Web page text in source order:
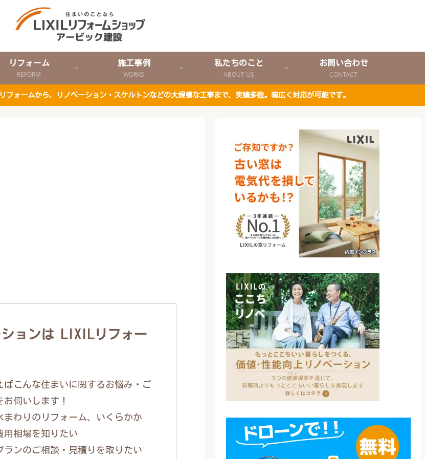
リフォーム
REFORM
施工事例
WORKS
私たちのこと
ABOUT US
お問い合わせ
CONTACT
ォームから、リノベーション・スケルトンなどの大規模な工事まで、実績多数。幅広く対応が可能です。
ョンは LIXILリフォー
ばこんな住まいに関するお悩み・ご
お伺いします！
わりのリフォーム、いくらかか
用相場を知りたい
ンのご相談・見積りを取りたい